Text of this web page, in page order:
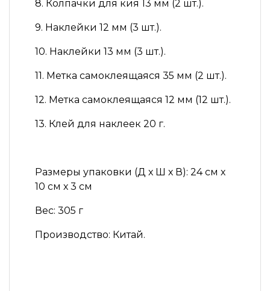
8. Колпачки для кия 13 мм (2 шт.).
9. Наклейки 12 мм (3 шт.).
10. Наклейки 13 мм (3 шт.).
11. Метка самоклеящаяся 35 мм (2 шт.).
12. Метка самоклеящаяся 12 мм (12 шт.).
13. Клей для наклеек 20 г.
Размеры упаковки (Д х Ш х В): 24 см х
10 см х 3 см
Вес: 305 г
Производство: Китай.